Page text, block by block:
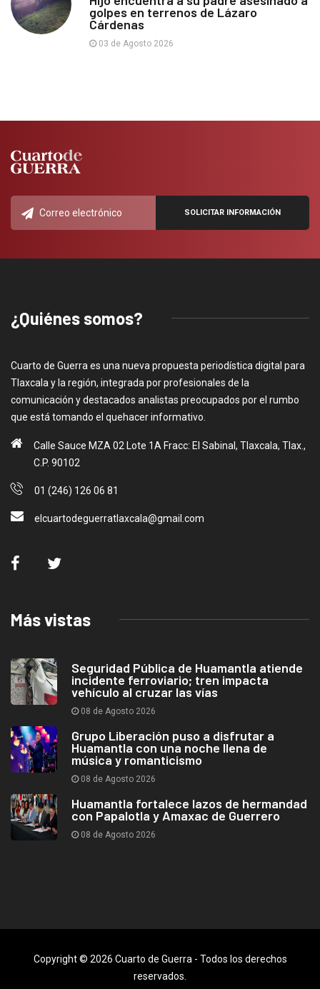
golpes en terrenos de Lázaro
Cárdenas
03 de Agosto 2026
¿Quiénes somos?
Cuarto de Guerra es una nueva propuesta periodística digital para
Tlaxcala y la región, integrada por profesionales de la
comunicación y destacados analistas preocupados por el rumbo
que está tomando el quehacer informativo.
Calle Sauce MZA 02 Lote 1A Fracc: El Sabinal, Tlaxcala, Tlax.,
C.P. 90102
01 (246) 126 06 81
elcuartodeguerratlaxcala@gmail.com
Más vistas
Seguridad Pública de Huamantla atiende
incidente ferroviario; tren impacta
vehículo al cruzar las vías
08 de Agosto 2026
Grupo Liberación puso a disfrutar a
Huamantla con una noche llena de
música y romanticismo
08 de Agosto 2026
Huamantla fortalece lazos de hermandad
con Papalotla y Amaxac de Guerrero
08 de Agosto 2026
Copyright © 2026 Cuarto de Guerra - Todos los derechos
reservados.